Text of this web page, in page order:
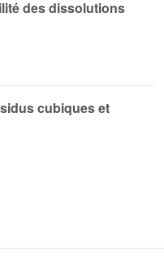
des dissolutions
cubiques et